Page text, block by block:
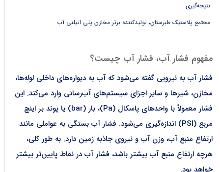
نتیجه‌گیری
مجتمع پلاستیک طبرستان، تولیدکننده برتر مخازن پلی اتیلنی آب
مفهوم فشار آب، فشار آب چیست؟
فشار آب به نیرویی گفته می‌شود که آب به دیواره‌های داخلی لوله‌ها،
مخازن، شیرها و سایر اجزای سیستم‌های آب‌رسانی وارد می‌کند. این
فشار معمولاً با واحدهای پاسکال (Pa)، بار (bar) یا پوند بر اینچ
مربع (PSI) اندازه‌گیری می‌شود. فشار آب بستگی به عواملی مانند
ارتفاع منبع آب، وزن آب و نیروی جاذبه زمین دارد. به طور کلی،
هرچه ارتفاع منبع آب بیشتر باشد، فشار آب در نقاط پایین‌تر بیشتر
خواهد بود.